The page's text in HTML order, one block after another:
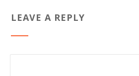
LEAVE A REPLY